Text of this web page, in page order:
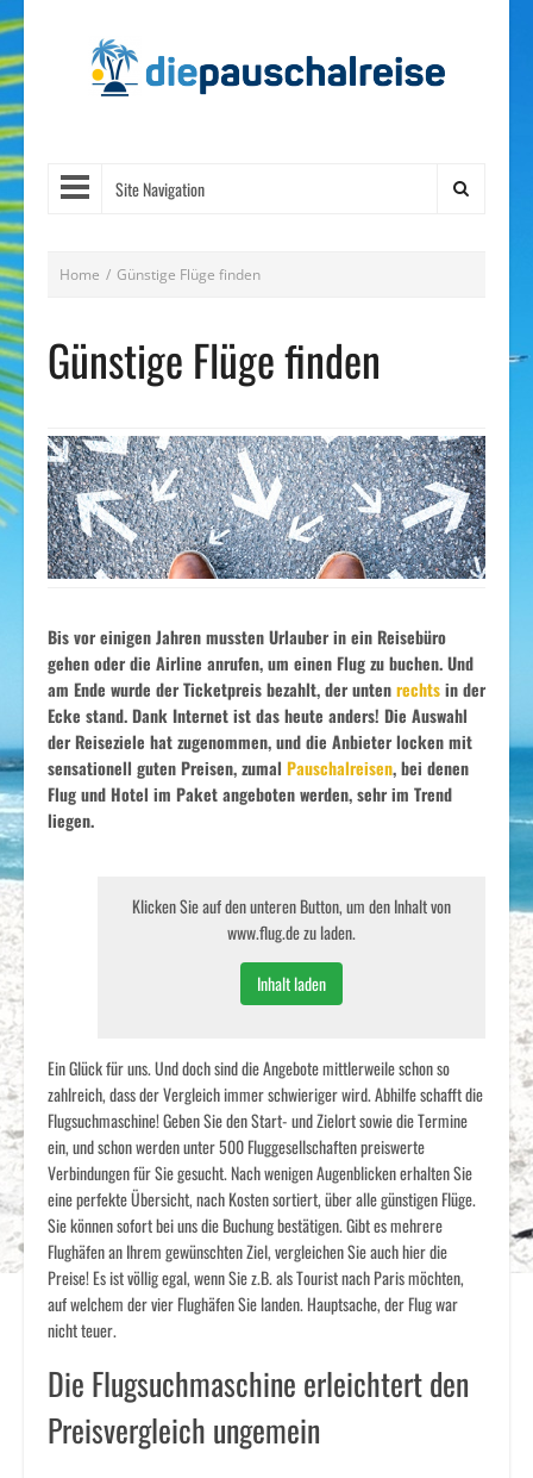
Site Navigation
Home / Günstige Flüge finden
Günstige Flüge finden
Bis vor einigen Jahren mussten Urlauber in ein Reisebüro
gehen oder die Airline anrufen, um einen Flug zu buchen. Und
am Ende wurde der Ticketpreis bezahlt, der untenrechtsin der
Ecke stand. Dank Internet ist das heute anders! Die Auswahl
der Reiseziele hat zugenommen, und die Anbieter locken mit
sensationell guten Preisen, zumal Pauschalreisen, bei denen
Flug und Hotel im Paket angeboten werden, sehr im Trend
liegen.
Klicken Sie auf den unteren Button, um den Inhalt von
www.flug.de zu laden.
Inhalt laden
Ein Glück für uns. Und doch sind die Angebote mittlerweile schon so
zahlreich, dass der Vergleich immer schwieriger wird. Abhilfe schafft die
Flugsuchmaschine! Geben Sie den Start- und Zielort sowie die Termine
ein, und schon werden unter 500 Fluggesellschaften preiswerte
Verbindungen für Sie gesucht. Nach wenigen Augenblicken erhalten Sie
eine perfekte Übersicht, nach Kosten sortiert, über alle günstigen Flüge.
Sie können sofort bei uns die Buchung bestätigen. Gibt es mehrere
Flughäfen an Ihrem gewünschten Ziel, vergleichen Sie auch hier die
Preise! Es ist völlig egal, wenn Sie z.B. als Tourist nach Paris möchten,
auf welchem der vier Flughäfen Sie landen. Hauptsache, der Flug war
nicht teuer.
Die Flugsuchmaschine erleichtert den
Preisvergleich ungemein